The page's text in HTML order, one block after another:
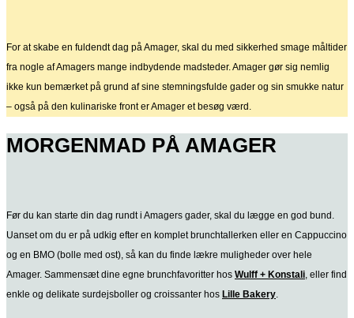
For at skabe en fuldendt dag på Amager, skal du med sikkerhed smage måltider
fra nogle af Amagers mange indbydende madsteder. Amager gør sig nemlig
ikke kun bemærket på grund af sine stemningsfulde gader og sin smukke natur
– også på den kulinariske front er Amager et besøg værd.
MORGENMAD PÅ AMAGER
Før du kan starte din dag rundt i Amagers gader, skal du lægge en god bund.
Uanset om du er på udkig efter en komplet brunchtallerken eller en Cappuccino
og en BMO (bolle med ost), så kan du finde lækre muligheder over hele
Amager. Sammensæt dine egne brunchfavoritter hos Wulff + Konstali , eller find
enkle og delikate surdejsboller og croissanter hos Lille Bakery